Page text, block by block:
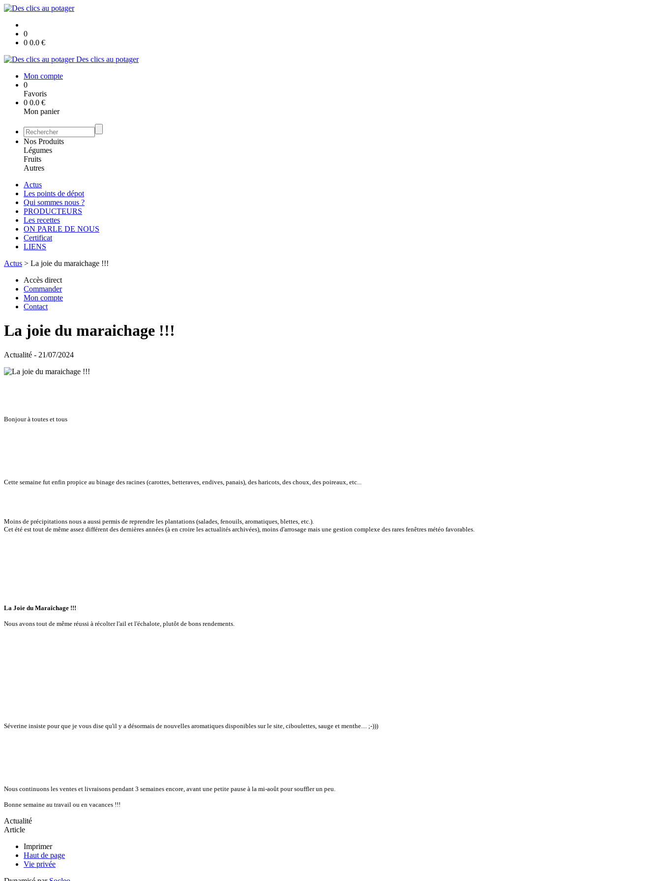
0
0 0.0 €
Des clics au potager
Mon compte
0
Favoris
0 0.0 €
Mon panier
Nos Produits
Légumes
Fruits
Autres
Actus
Les points de dépot
Qui sommes nous ?
PRODUCTEURS
Les recettes
ON PARLE DE NOUS
Certificat
LIENS
Actus > La joie du maraichage !!!
Accès direct
Commander
Mon compte
Contact
La joie du maraichage !!!
Actualité - 21/07/2024
Bonjour à toutes et tous
Cette semaine fut enfin propice au binage des racines (carottes, betteraves, endives, panais), des haricots, des choux, des poireaux, etc...
Moins de précipitations nous a aussi permis de reprendre les plantations (salades, fenouils, aromatiques, blettes, etc.).
Cet été est tout de même assez différent des dernières années (à en croire les actualités archivées), moins d'arrosage mais une gestion complexe des rares fenêtres météo favorables.
La Joie du Maraîchage !!!
Nous avons tout de même réussi à récolter l'ail et l'échalote, plutôt de bons rendements.
Séverine insiste pour que je vous dise qu'il y a désormais de nouvelles aromatiques disponibles sur le site, ciboulettes, sauge et menthe.... ;-)))
Nous continuons les ventes et livraisons pendant 3 semaines encore, avant une petite pause à la mi-août pour souffler un peu.
Bonne semaine au travail ou en vacances !!!
Actualité
Article
Imprimer
Haut de page
Vie privée